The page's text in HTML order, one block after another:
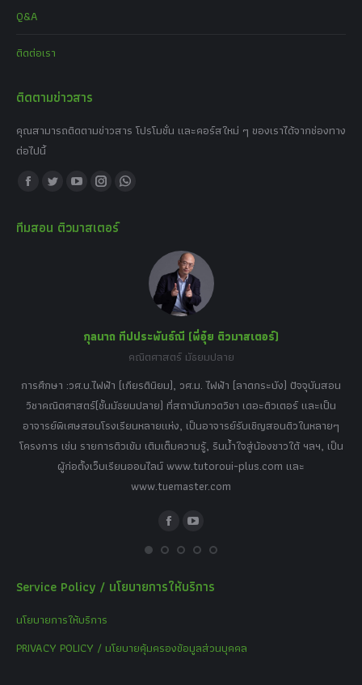
Q&A
ติดต่อเรา
ติดตามข่าวสาร
คุณสามารถติดตามข่าวสาร โปรโมชั่น และคอร์สใหม่ ๆ ของเราได้จากช่องทาง
ต่อไปนี้
Find us on:
Facebook
opens
Twitter
opens
YouTube
opens
Instagram
opens
Whatsapp
window
ทีมสอน ติวมาสเตอร์
กุลนาถ ทีปประพันธ์ณี (พี่อุ๋ย ติวมาสเตอร์)
คณิตศาสตร์ มัธยมปลาย
การศึกษา :วศ.บ.ไฟฟ้า (เกียรตินิยม), วศ.ม. ไฟฟ้า (ลาดกระบัง) ปัจจุบันสอน
วิชาคณิตศาสตร์(ชั้นมัธยมปลาย) ที่สถาบันกวดวิชา เดอะติวเตอร์ และเป็น
อาจารย์พิเศษสอนโรงเรียนหลายแห่ง, เป็นอาจารย์รับเชิญสอนติวในหลายๆ
โครงการ เช่น รายการติวเข้ม เติมเต็มความรู้, รินน้ำใจสู่น้องชาวใต้ ฯลฯ, เป็น
ผู้ก่อตั้งเว็บเรียนออนไลน์ www.tutoroui-plus.com และ
www.tuemaster.com
FacebookYouTube
Service Policy / นโยบายการให้บริการ
นโยบายการให้บริการ
PRIVACY POLICY / นโยบายคุ้มครองข้อมูลส่วนบุคคล